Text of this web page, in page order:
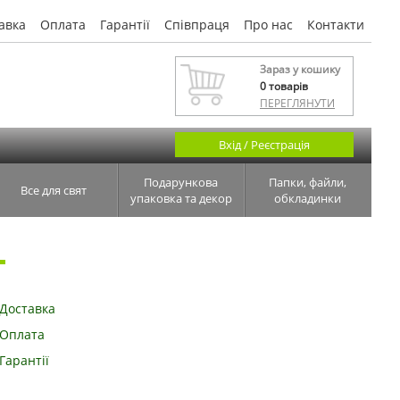
Оплата Гарантії Співпраця Про нас Контакти
Зараз у кошику
0товарів
ПЕРЕГЛЯНУТИ
Вхід / Реєстрація
Все для свят
Подарункова
упаковка та декор
Папки, файли,
обкладинки
Доставка
Оплата
Гарантії